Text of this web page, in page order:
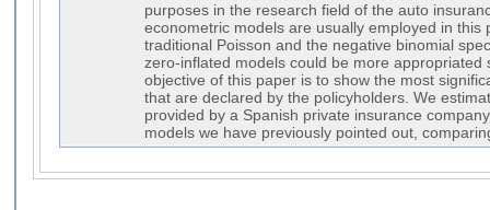
purposes in the research field of the auto
econometric models are usually employed in this
traditional Poisson and the negative binomial
zero-inflated models could be more appropriated
objective of this paper is to show the most
that are declared by the policyholders. We
provided by a Spanish private insurance
models we have previously pointed out,